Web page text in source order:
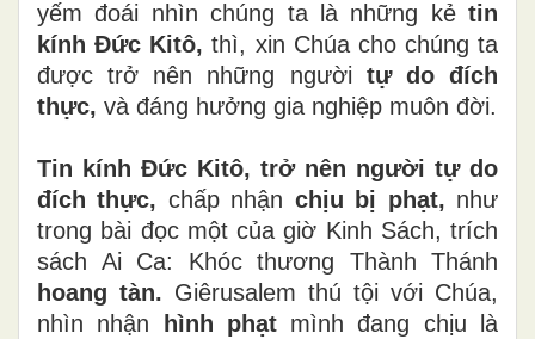
yếm đoái nhìn chúng ta là những kẻ tin
kính Đức Kitô, thì, xin Chúa cho chúng ta
được trở nên những người tự do đích
thực, và đáng hưởng gia nghiệp muôn đời.
Tin kính Đức Kitô, trở nên người tự do
đích thực, chấp nhận chịu bị phạt, như
trong bài đọc một của giờ Kinh Sách, trích
sách Ai Ca: Khóc thương Thành Thánh
hoang tàn. Giêrusalem thú tội với Chúa,
nhìn nhận hình phạtmình đang chịu là